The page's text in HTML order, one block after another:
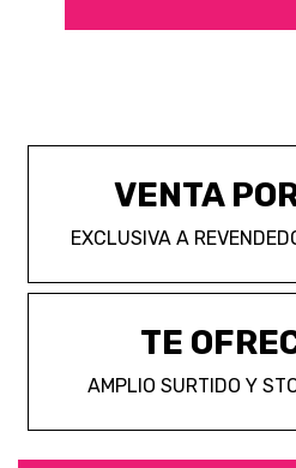
VENTA
EXCLUSIVA A
TE
AMPLIO SURTIDO Y